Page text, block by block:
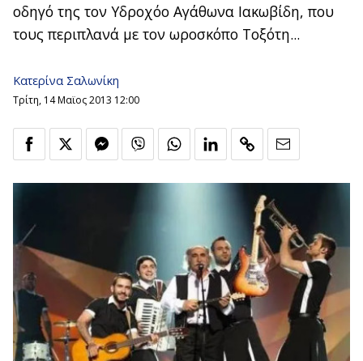
οδηγό της τον Υδροχόο Αγάθωνα Ιακωβίδη, που
τους περιπλανά με τον ωροσκόπο Τοξότη...
Κατερίνα Σαλωνίκη
Τρίτη, 14 Μαϊος 2013 12:00